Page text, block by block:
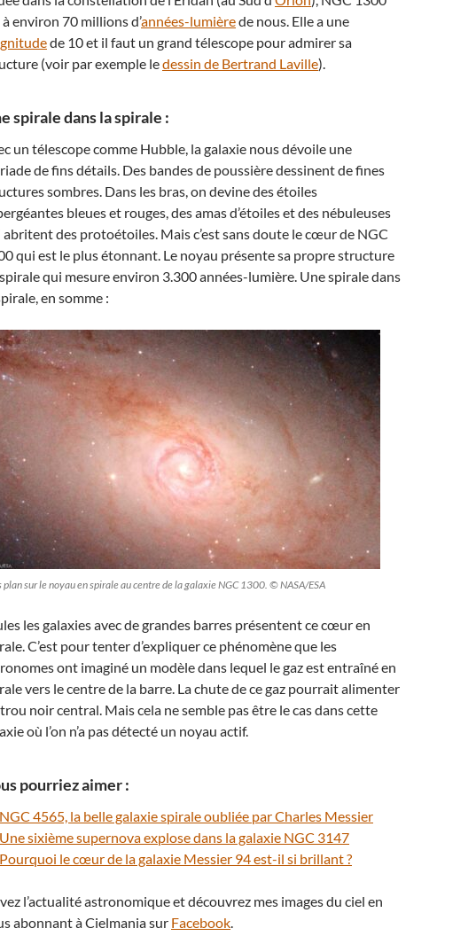
environ 70 millions d’années-lumièrede nous. Elle a une
de 10 et il faut un grand télescope pour admirer sa
(voir par exemple ledessin de Bertrand Laville).
spirale dans la spirale :
un télescope comme Hubble, la galaxie nous dévoile une
de fins détails. Des bandes de poussière dessinent de fines
sombres. Dans les bras, on devine des étoiles
bleues et rouges, des amas d’étoiles et des nébuleuses
abritent des protoétoiles. Mais c’est sans doute le cœur de NGC
qui est le plus étonnant. Le noyau présente sa propre structure
qui mesure environ 3.300 années-lumière. Une spirale dans
en somme :
plan sur le noyau en spirale au centre de la galaxie NGC 1300. © NASA/ESA
les galaxies avec de grandes barres présentent ce cœur en
C’est pour tenter d’expliquer ce phénomène que les
ont imaginé un modèle dans lequel le gaz est entraîné en
vers le centre de la barre. La chute de ce gaz pourrait alimenter
noir central. Mais cela ne semble pas être le cas dans cette
où l’on n’a pas détecté un noyau actif.
pourriez aimer :
NGC 4565, la belle galaxie spirale oubliée par Charles Messier
Une sixième supernova explose dans la galaxie NGC 3147
Pourquoi le cœur de la galaxie Messier 94 est-il si brillant ?
l’actualité astronomique et découvrez mes images du ciel en
abonnant à Cielmania sur Facebook.